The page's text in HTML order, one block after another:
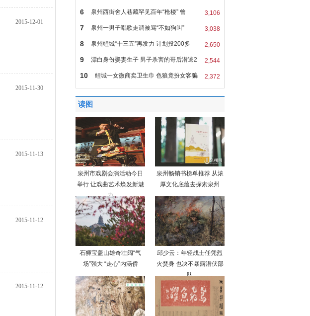
2015-12-01
2015-11-30
2015-11-13
2015-11-12
2015-11-12
3,106
6 泉州西街舍人巷藏罕见百年“枪楼” 曾
3,038
7 泉州一男子唱歌走调被骂“不如狗叫”
2,650
8 泉州鲤城“十三五”再发力 计划投200多
2,544
9 漂白身份娶妻生子 男子杀害的哥后潜逃2
2,372
10 鲤城一女微商卖卫生巾 色狼竟扮女客骗
读图
泉州市戏剧会演活动今日
举行 让戏曲艺术焕发新魅
力
泉州畅销书榜单推荐 从浓
厚文化底蕴去探索泉州
石狮宝盖山雄奇壮阔“气
场”强大 “走心”内涵侨
邱少云：年轻战士任凭烈
火焚身 也决不暴露潜伏部
队